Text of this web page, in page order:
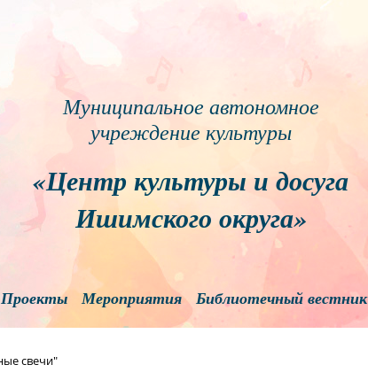
Муниципальное автономное
учреждение культуры
«Центр культуры и досуга
Ишимского округа»
Проекты Мероприятия Библиотечный вестник
свечи"